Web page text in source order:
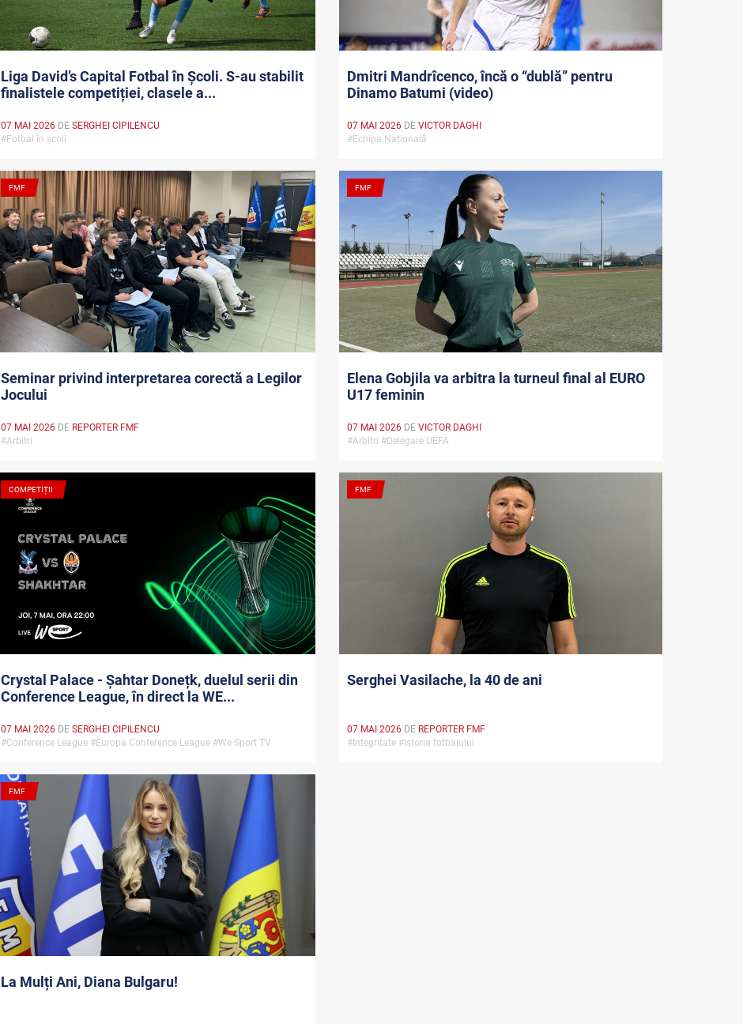
Liga David’s Capital Fotbal în Școli. S-au stabilit
finalistele competiției, clasele a...
07 MAI 2026DE SERGHEI CIPILENCU
#Fotbal în școli
Dmitri Mandrîcenco, încă o “dublă” pentru
Dinamo Batumi (video)
07 MAI 2026 DEVICTOR DAGHI
#Echipa Națională
FMF
Seminar privind interpretarea corectă a Legilor
Jocului
07 MAI 2026DE REPORTER FMF
#Arbitri
FMF
Elena Gobjila va arbitra la turneul final al EURO
U17 feminin
07 MAI 2026 DEVICTOR DAGHI
#Arbitri #Delegare UEFA
COMPETIȚII
Crystal Palace - Șahtar Donețk, duelul serii din
Conference League, în direct la WE...
07 MAI 2026DE SERGHEI CIPILENCU
#Conference League #Europa Conference League #We Sport TV
FMF
Serghei Vasilache, la 40 de ani
07 MAI 2026 DE REPORTER FMF
#Integritate #Istoria fotbalului
FMF
La Mulți Ani, Diana Bulgaru!